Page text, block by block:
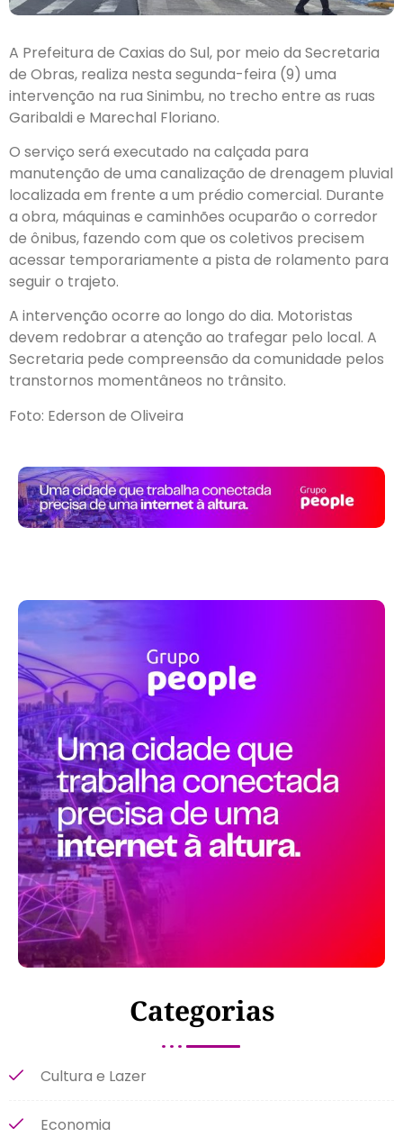
A Prefeitura de Caxias do Sul, por meio da Secretaria
de Obras, realiza nesta segunda-feira (9) uma
intervenção na rua Sinimbu, no trecho entre as ruas
Garibaldi e Marechal Floriano.
O serviço será executado na calçada para
manutenção de uma canalização de drenagem pluvial
localizada em frente a um prédio comercial. Durante
a obra, máquinas e caminhões ocuparão o corredor
de ônibus, fazendo com que os coletivos precisem
acessar temporariamente a pista de rolamento para
seguir o trajeto.
A intervenção ocorre ao longo do dia. Motoristas
devem redobrar a atenção ao trafegar pelo local. A
Secretaria pede compreensão da comunidade pelos
transtornos momentâneos no trânsito.
Foto: Ederson de Oliveira
Categorias
Cultura e Lazer
Economia